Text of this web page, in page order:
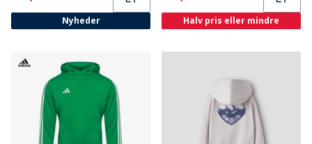
Nyheder Halv pris eller mindre